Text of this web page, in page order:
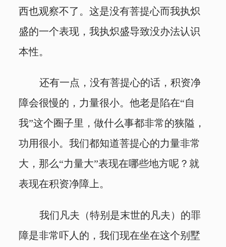
西也观察不了。这是没有菩提心而我执炽
盛的一个表现，我执炽盛导致没办法认识
本性。
还有一点，没有菩提心的话，积资净
障会很慢的，力量很小。他老是陷在“自
我”这个圈子里，做什么事都非常的狭隘，
功用很小。我们都知道菩提心的力量非常
大，那么“力量大”表现在哪些地方呢？就
表现在积资净障上。
我们凡夫（特别是末世的凡夫）的罪
障是非常吓人的，我们现在坐在这个别墅